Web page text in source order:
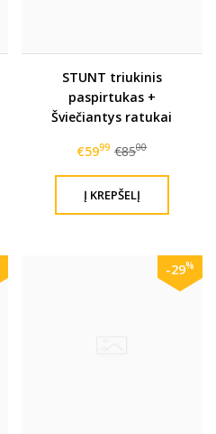
STUNT triukinis
paspirtukas +
Šviečiantys ratukai
€5999 €8500
-29%